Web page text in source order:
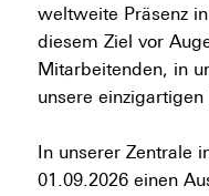
weltweite Präsenz
diesem Ziel vor
Mitarbeitenden, in
unsere einzigartigen
In unserer Zentrale
01.09.2026 einen